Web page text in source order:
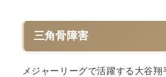
三角骨障害
メジャーリーグで活躍する大谷